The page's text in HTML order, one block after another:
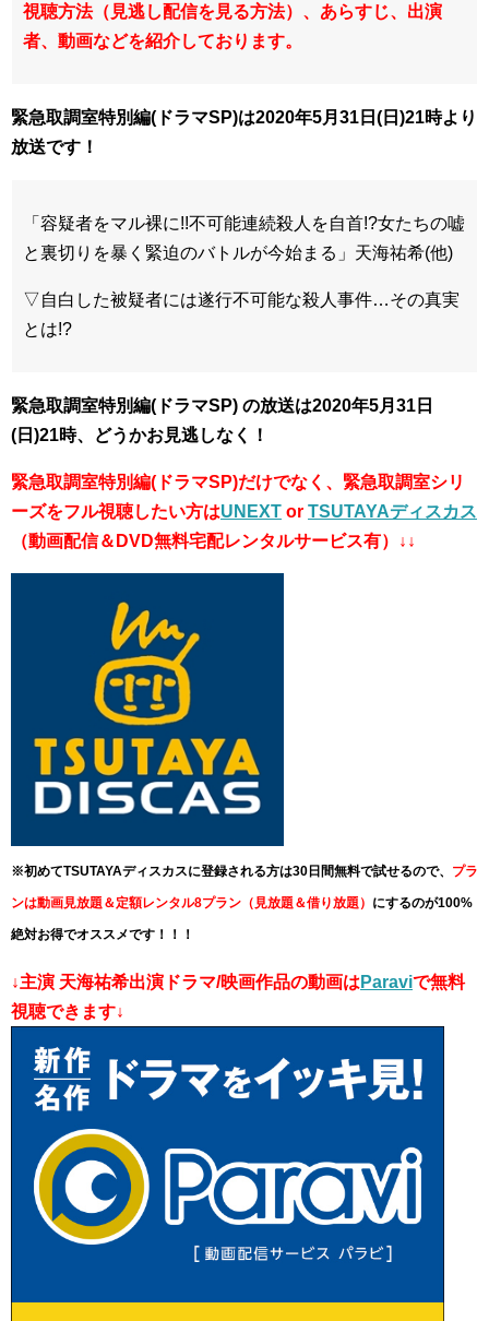
視聴方法（見逃し配信を見る方法）、あらすじ、出演
者、動画などを紹介しております。
緊急取調室特別編(ドラマSP)は2020年5月31日(日)21時より
放送です！
「容疑者をマル裸に!!不可能連続殺人を自首!?女たちの嘘
と裏切りを暴く緊迫のバトルが今始まる」天海祐希(他)
▽自白した被疑者には遂行不可能な殺人事件…その真実
とは!?
緊急取調室特別編(ドラマSP) の放送は2020年5月31日
(日)21時、どうかお見逃しなく！
緊急取調室特別編(ドラマSP)だけでなく、緊急取調室シリ
ーズをフル視聴したい方はUNEXT or TSUTAYAディスカス
（動画配信＆DVD無料宅配レンタルサービス有）↓↓
※初めてTSUTAYAディスカスに登録される方は30日間無料で試せるので、 プラ
ンは動画見放題＆定額レンタル8プラン（見放題＆借り放題） にするのが100%
絶対お得でオススメです！！！
↓主演 天海祐希出演ドラマ/映画作品の動画は Paraviで無料
視聴できます↓